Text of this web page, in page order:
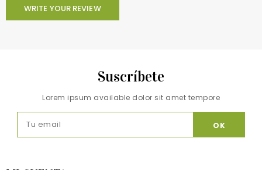
WRITE YOUR REVIEW
Suscríbete
Lorem ipsum available dolor sit amet tempore